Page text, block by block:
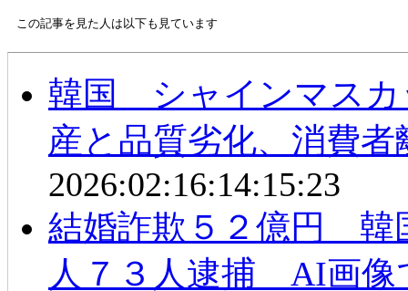
この記事を見た人は以下も見ています
韓国 シャインマスカ
産と品質劣化、消費者
2026:02:16:14:15:23
結婚詐欺５２億円
人７３人逮捕 AI画像